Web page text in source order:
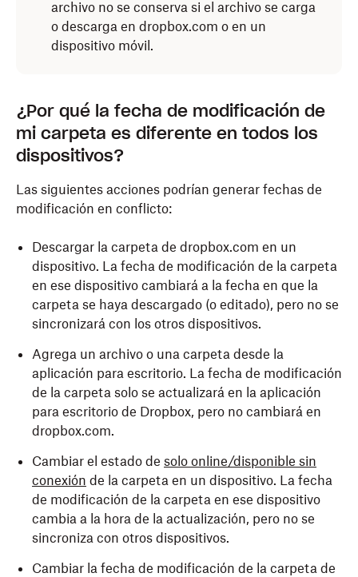
archivo no se conserva si el archivo se carga
o descarga en dropbox.com o en un
dispositivo móvil.
¿Por qué la fecha de modificación de
mi carpeta es diferente en todos los
dispositivos?
Las siguientes acciones podrían generar fechas de
modificación en conflicto:
Descargar la carpeta de dropbox.com en un
dispositivo. La fecha de modificación de la carpeta
en ese dispositivo cambiará a la fecha en que la
carpeta se haya descargado (o editado), pero no se
sincronizará con los otros dispositivos.
Agrega un archivo o una carpeta desde la
aplicación para escritorio. La fecha de modificación
de la carpeta solo se actualizará en la aplicación
para escritorio de Dropbox, pero no cambiará en
dropbox.com.
Cambiar el estado de solo online/disponible sin
conexión de la carpeta en un dispositivo. La fecha
de modificación de la carpeta en ese dispositivo
cambia a la hora de la actualización, pero no se
sincroniza con otros dispositivos.
Cambiar la fecha de modificación de la carpeta de